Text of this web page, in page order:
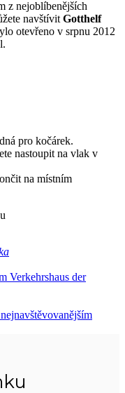
z nejoblíbenějších
navštívit Gotthelf
otevřeno v srpnu 2012
pro kočárek.
nastoupit na vlak v
na místním
Verkehrshaus der